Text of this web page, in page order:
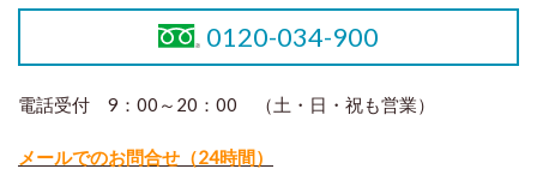
0120-034-900
電話受付 9：00～20：00 （土・日・祝も営業）
メールでのお問合せ（24時間）